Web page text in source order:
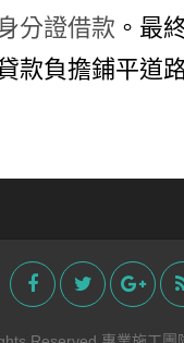
分證借款 。最
款負擔鋪平道